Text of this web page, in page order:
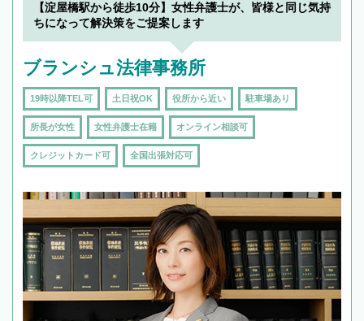
【淀屋橋駅から徒歩10分】女性弁護士が、皆様と同じ気持
ちになって解決策をご提案します
ブランシュ法律事務所
19時以降TEL可 土日祝OK 役所から近い 駐車場あり
所長が女性 女性弁護士在籍 オンライン相談可
クレジットカード可 全国出張対応可